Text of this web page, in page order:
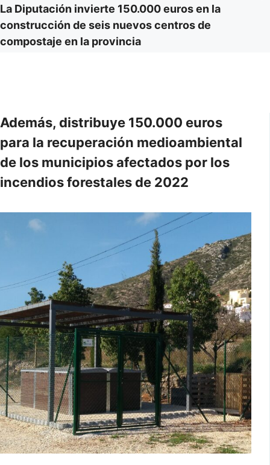
La Diputación invierte 150.000 euros en la
construcción de seis nuevos centros de
compostaje en la provincia
Además, distribuye 150.000 euros
para la recuperación medioambiental
de los municipios afectados por los
incendios forestales de 2022